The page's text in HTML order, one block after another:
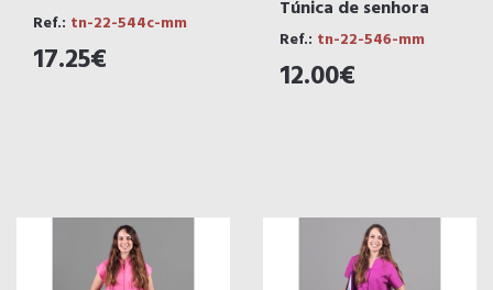
Ref.: tn-22-544c-mm
17.25€
Túnica de senhora
Ref.: tn-22-546-mm
12.00€